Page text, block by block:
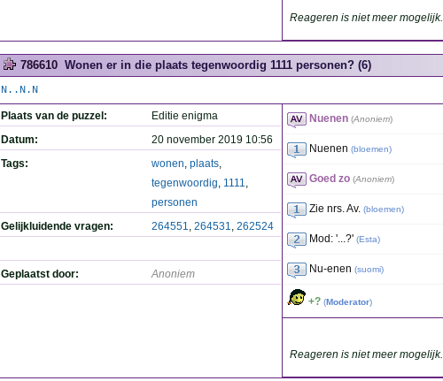
Reageren is niet meer mogelijk.
786610 Wonen er in die plaats tegenwoordig 1111 personen? (6)
N..N.N
Plaats van de puzzel:
Editie enigma
Datum:
20 november 2019 10:56
Tags:
wonen, plaats,
tegenwoordig, 1111,
personen
Gelijkluidende vragen:
264551, 264531, 262524
Geplaatst door: Anoniem
Nuenen (Anoniem)
Nuenen (bloemen)
Goed zo (Anoniem)
Zie nrs. Av. (bloemen)
Mod: '...?' (Esta)
Nu-enen (suomi)
+? (Moderator)
Reageren is niet meer mogelijk.